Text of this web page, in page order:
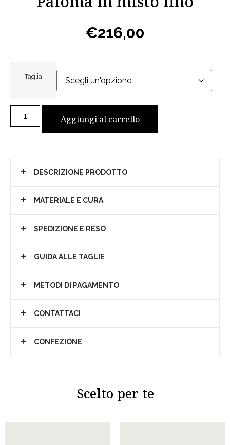
€216,00
Taglia
Aggiungi al carrello
DESCRIZIONE PRODOTTO
MATERIALE E CURA
SPEDIZIONE E RESO
GUIDA ALLE TAGLIE
METODI DI PAGAMENTO
CONTATTACI
CONFEZIONE
Scelto per te